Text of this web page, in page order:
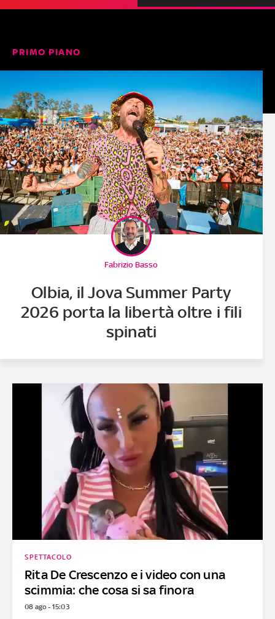
PRIMO PIANO
Olbia, il Jova Summer Party
2026 porta la libertà oltre i fili
spinati
Fabrizio Basso
Rita De Crescenzo e i video con una
scimmia: che cosa si sa finora
SPETTACOLO
08 ago - 15:03